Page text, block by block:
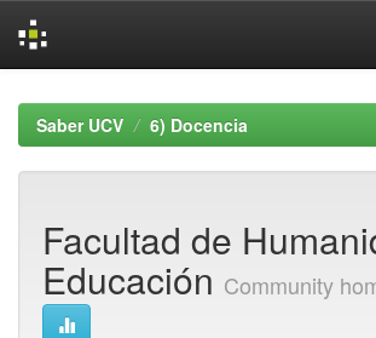
navigationSaber UCV 6) Docencia
Facultad de
Educación Community